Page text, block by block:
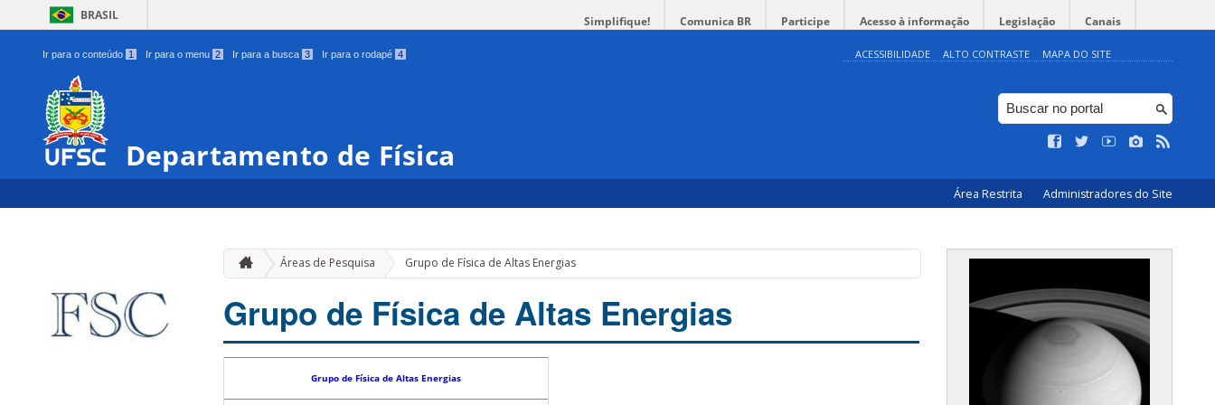
BRASIL Simplifique! Comunica BR Participe Acesso à informação Legislação Canais
Ir para o conteúdo 1 Ir para o menu 2 Ir para a busca 3 Ir para o rodapé 4 ACESSIBILIDADE ALTO CONTRASTE MAPA DO SITE
Departamento de Física
Área Restrita Administradores do Site
Áreas de Pesquisa Grupo de Física de Altas Energias
Grupo de Física de Altas Energias
Grupo de Física de Altas Energias